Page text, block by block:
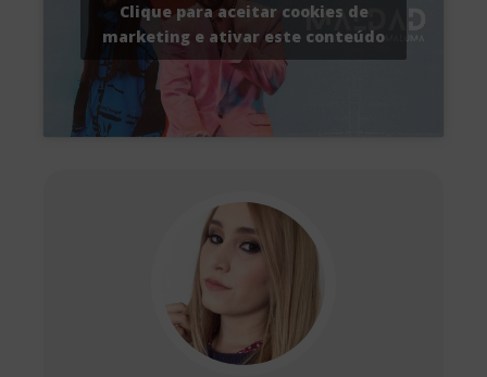
Clique para aceitar cookies de
marketing e ativar este conteúdo